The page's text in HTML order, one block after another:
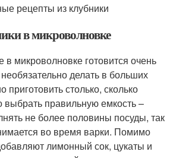
в микроволновке
в микроволновке готовится очень
делать в больших
приготовить столько, сколько
правильную емкость –
не более половины посуды, так
во время варки. Помимо
лимонный сок, цукаты и